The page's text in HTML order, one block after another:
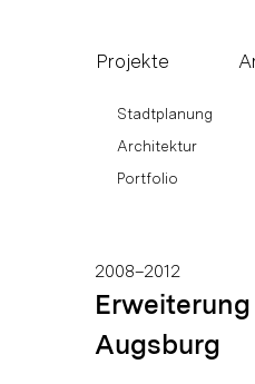
Projekte
Stadtplanung
Architektur
Portfolio
2008–2012
Augsburg